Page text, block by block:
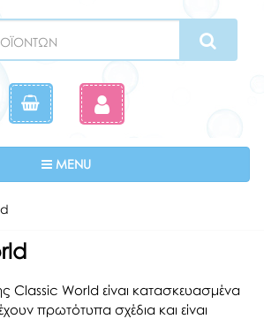
MENUToggle navigation
Classic World είναι κατασκευασμένα
πρωτότυπα σχέδια και είναι